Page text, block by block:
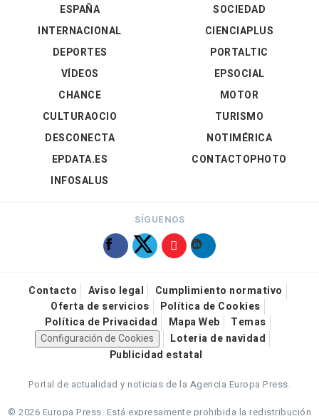
ESPAÑA
INTERNACIONAL
DEPORTES
VÍDEOS
SOCIEDAD
CIENCIAPLUS
PORTALTIC
EPSOCIAL
CHANCE
CULTURAOCIO
DESCONECTA
EPDATA.ES
INFOSALUS
MOTOR
TURISMO
NOTIMÉRICA
CONTACTOPHOTO
SÍGUENOS
Contacto Aviso legal
Cumplimiento normativo
Oferta de servicios
Política de Cookies
Política de Privacidad
Mapa Web
Temas
Configuración de Cookies
Loteria de navidad
Publicidad estatal
Portal de actualidad y noticias de la Agencia Europa Press.
© 2026 Europa Press. Está expresamente prohibida la redistribución